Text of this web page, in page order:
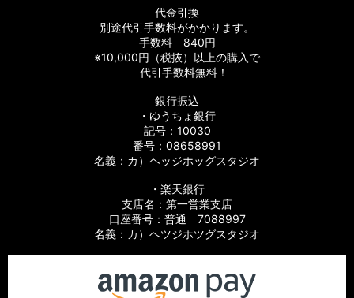
【シマノ】08バイオマスター［BIOMASTER］対応 カスタムパ
【シマノ】06バイオマスターMg［BIOMASTER Mg］対応 カ
【シマノ】13-16バイオマスターSW［BIOMASTER SW］対応
【シマノ】10バイオマスターSW［BIOMASTER SW］対応 カ
【シマノ】19スフェロスSW［SPHEROS SW］対応 カスタム
【シマノ】21スフェロスSW［SPHEROS SW］対応 カスタム
代金引換
別途代引手数料がかかります。
手数料 840円
※10,000円（税抜）以上の購入で
代引手数料無料！
銀行振込
・ゆうちょ銀行
記号：10030
番号：08658991
名義：カ）ヘッジホッグスタジオ
・楽天銀行
支店名：第一営業支店
口座番号：普通 7088997
名義：カ）ヘツジホツグスタジオ